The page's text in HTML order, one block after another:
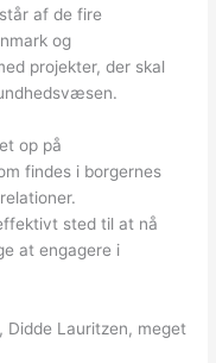
af de fire
og
projekter, der skal
op på
findes i borgernes
sted til at nå
at engagere i
Didde Lauritzen, meget